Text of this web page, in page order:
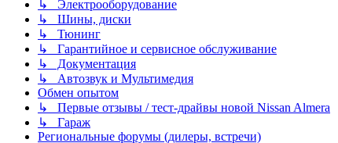
↳ Электрооборудование
↳ Шины, диски
↳ Тюнинг
↳ Гарантийное и сервисное обслуживание
↳ Документация
↳ Автозвук и Мультимедия
Обмен опытом
↳ Первые отзывы / тест-драйвы новой Nissan Almera
↳ Гараж
Региональные форумы (дилеры, встречи)